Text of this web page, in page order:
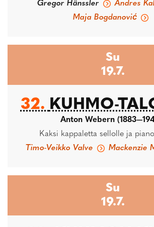
Gregor Hänssler
Andres
Maja Bogdanović
Su
19.7.
32. KUHMO-
Anton Webern
Kaksi kappaletta sellolle ja
Timo-Veikko Valve
Mackenzie
Su
19.7.